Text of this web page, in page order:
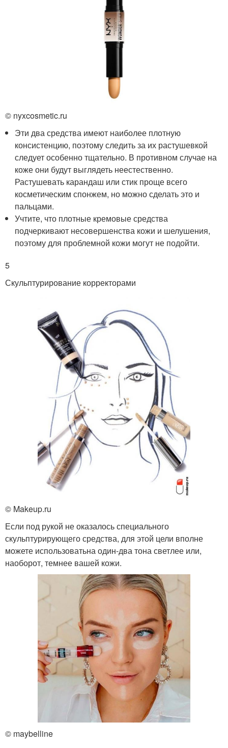
© nyxcosmetic.ru
Эти два средства имеют наиболее плотную
консистенцию, поэтому следить за их растушевкой
следует особенно тщательно. В противном случае на
коже они будут выглядеть неестественно.
Растушевать карандаш или стик проще всего
косметическим спонжем, но можно сделать это и
пальцами.
Учтите, что плотные кремовые средства
подчеркивают несовершенства кожи и шелушения,
поэтому для проблемной кожи могут не подойти.
5
Скульптурирование корректорами
© Makeup.ru
Если под рукой не оказалось специального
скульптурирующего средства, для этой цели вполне
можете использоватьна один-два тона светлее или,
наоборот, темнее вашей кожи.
© maybelline